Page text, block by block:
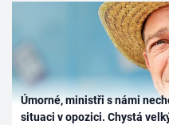
Úmorné, ministři s námi
situaci v opozici. Chystá